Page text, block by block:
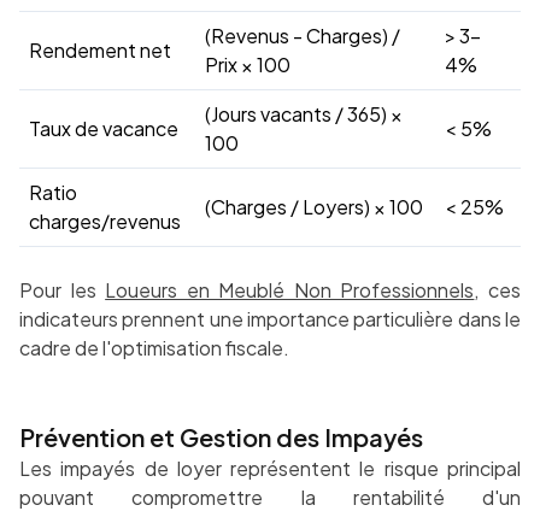
Rendement net
(Revenus - Charges) /
Prix × 100
> 3-
4%
Taux de vacance
(Jours vacants / 365) ×
100
< 5%
Ratio
charges/revenus
(Charges / Loyers) × 100 < 25%
Pour les Loueurs en Meublé Non Professionnels, ces
indicateurs prennent une importance particulière dans le
cadre de l'optimisation fiscale.
Prévention et Gestion des Impayés
Les impayés de loyer représentent le risque principal
pouvant compromettre la rentabilité d'un